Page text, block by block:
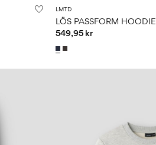
LMTD
LÖS PASSFORM HOODIE
549,95 kr